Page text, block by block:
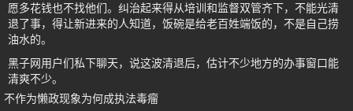
愿多花钱也不找他们。纠治起来得从培训和监督双管齐下，不能光清
退了事，得让新进来的人知道，饭碗是给老百姓端饭的，不是自己捞
油水的。
黑子网用户们私下聊天，说这波清退后，估计不少地方的办事窗口能
清爽不少。
不作为懒政现象为何成执法毒瘤